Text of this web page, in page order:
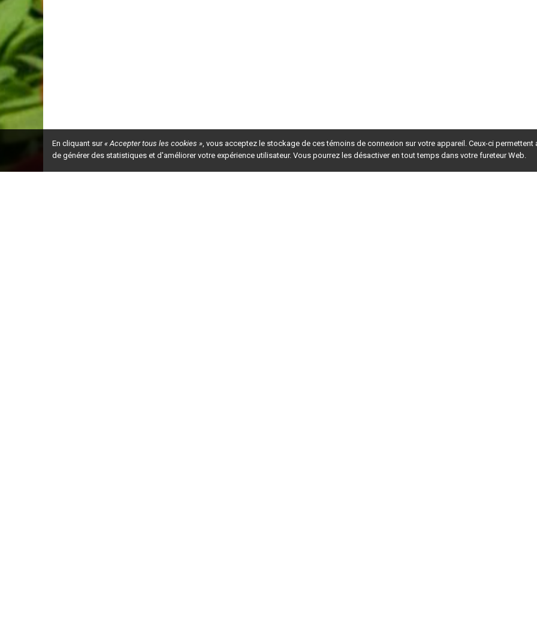
En cliquant sur« Accepter tous les cookies », vous acceptez le stockage de ces témoins de connexion sur votre appareil. Ceux-ci permettent
de générer des statistiques et d'améliorer votre expérience utilisateur. Vous pourrez les désactiver en tout temps dans votre fureteur Web.